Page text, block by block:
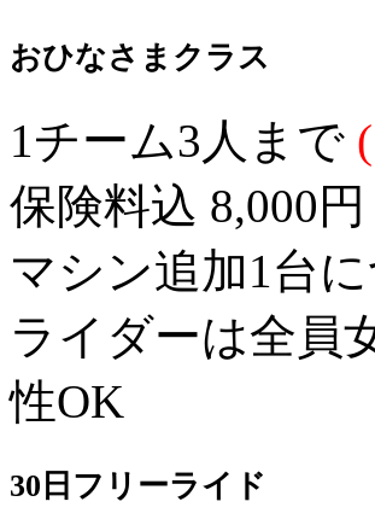
おひなさまクラス
1チーム3人まで
保険料込 8,000円
マシン追加1台
ライダーは全員
性OK
30日フリーライド